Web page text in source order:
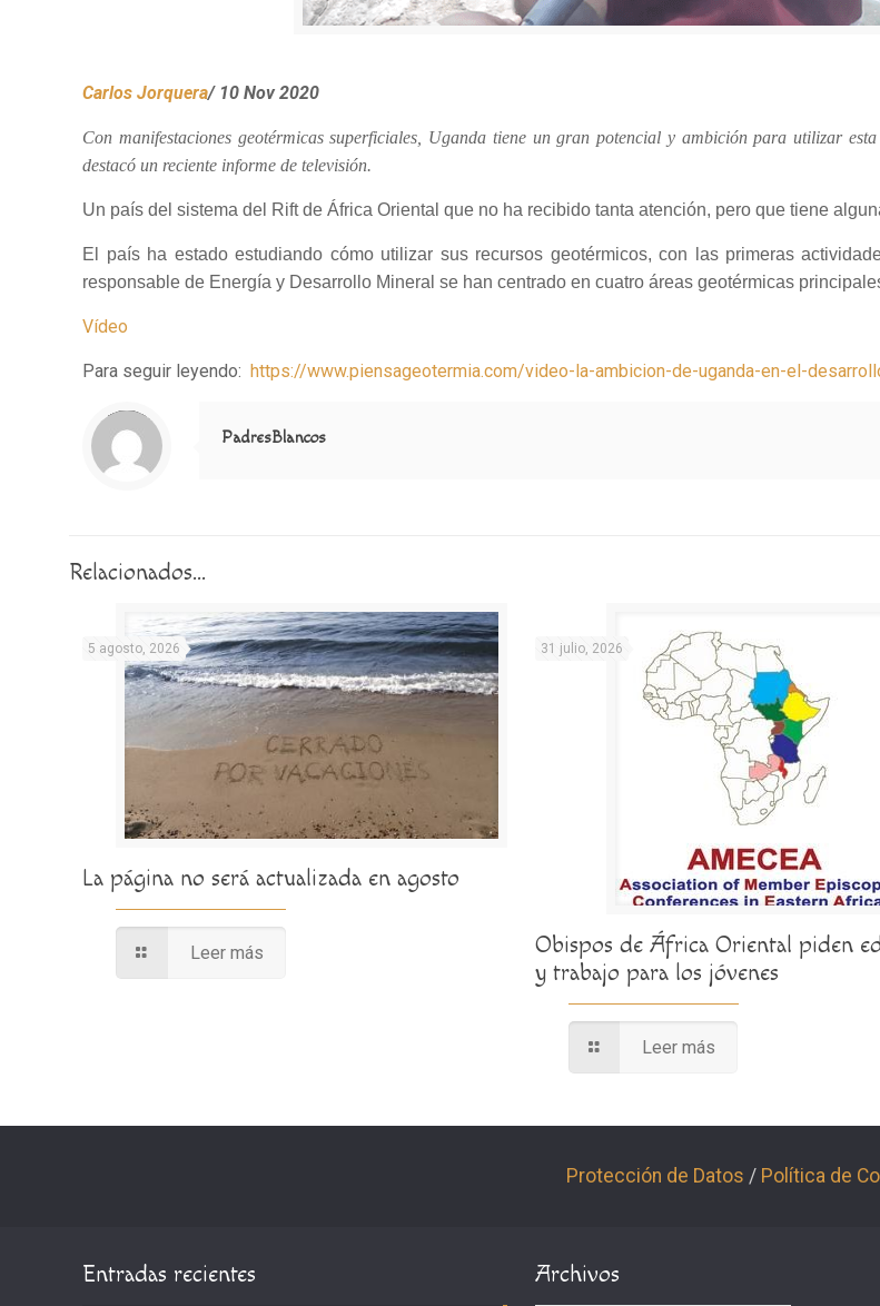
Carlos Jorquera/ 10 Nov 2020
Con manifestaciones geotérmicas superficiales, Uganda tiene un gran potencial y ambición para utilizar
destacó un reciente informe de televisión.
Un país del sistema del Rift de África Oriental que no ha recibido tanta atención, pero que tiene
El país ha estado estudiando cómo utilizar sus recursos geotérmicos, con las primeras
responsable de Energía y Desarrollo Mineral se han centrado en cuatro áreas geotérmicas
Vídeo
Para seguir leyendo:https://www.piensageotermia.com/video-la-ambicion-de-uganda-en-el-
Notice
: Trying to access array offset on value of type null in
/home/misioner/public_html/padresblancos/themes/betheme/includes/content-single.php
on line
286
PadresBlancos
Relacionados...
5 agosto, 2026
La página no será actualizada en agosto
Leer más
31 julio, 2026
Obispos de África Oriental piden
y trabajo para los jóvenes
Leer más
Protección de Datos / Política de
Entradas recientes Archivos